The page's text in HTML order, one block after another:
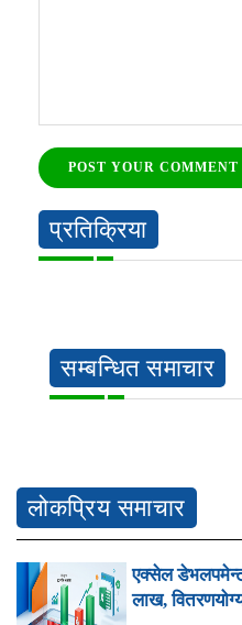
POST YOUR COMMENT
प्रतिक्रिया
सम्बन्धित समाचार
लोकप्रिय समाचार
एक्सेल
लाख,